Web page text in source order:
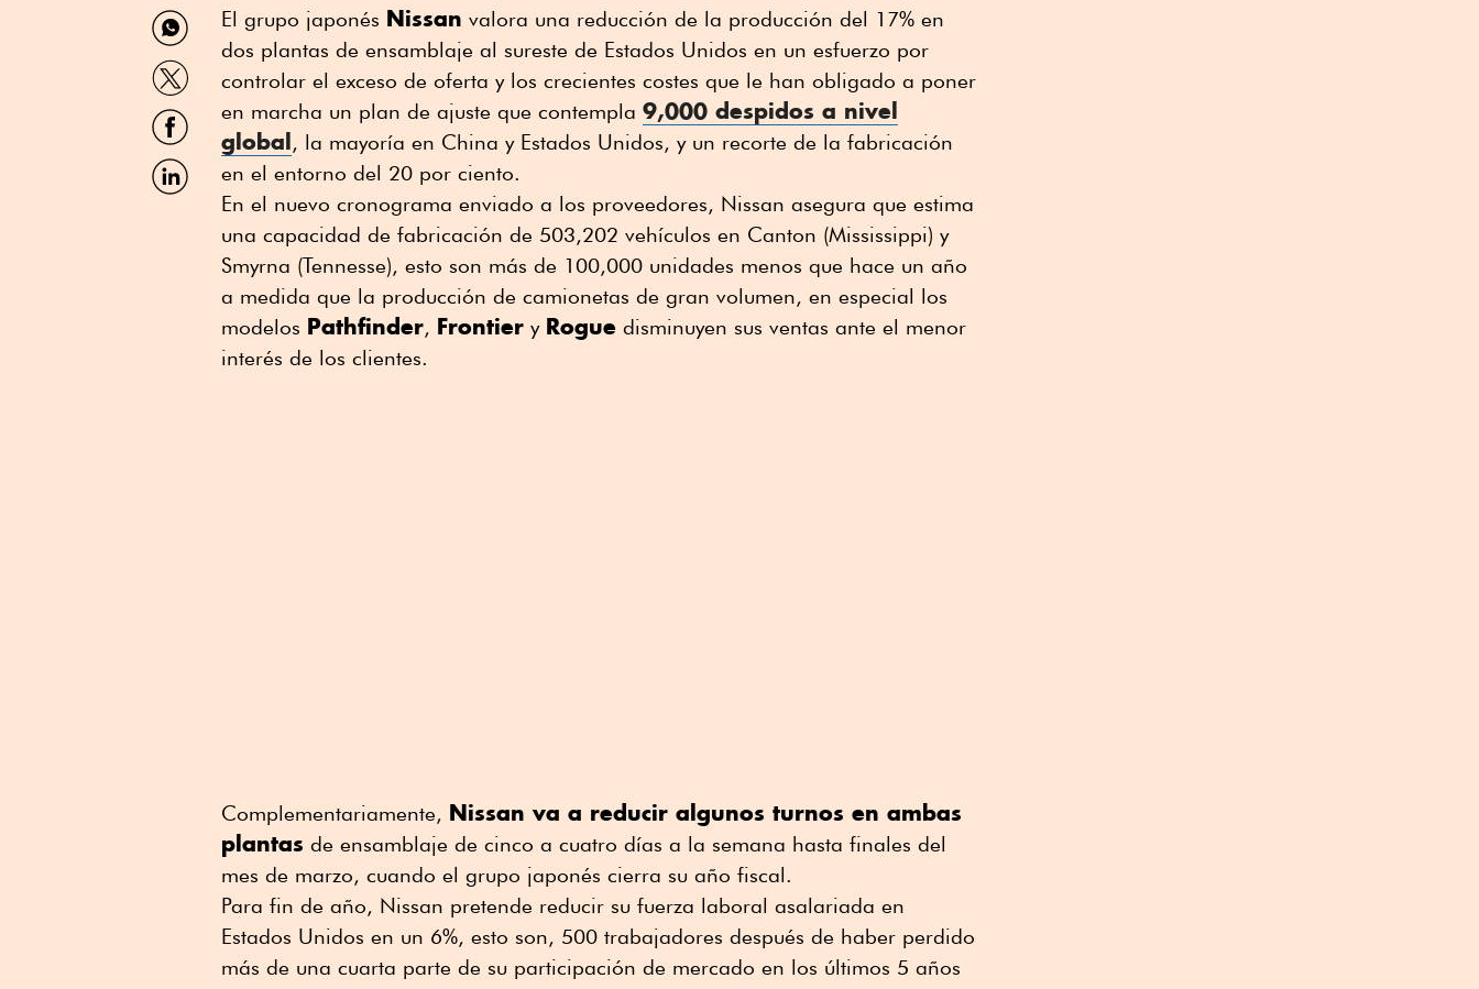
Compartir
por
WhatsApp
Compartir
por
Twitter
Compartir
por
Facebook
Compartir
por
El grupo japonés Nissan valora una reducción de la producción del 17% en
dos plantas de ensamblaje al sureste de Estados Unidos en un esfuerzo por
controlar el exceso de oferta y los crecientes costes que le han obligado a poner
en marcha un plan de ajuste que contempla 9,000 despidos a nivel
global, la mayoría en China y Estados Unidos, y un recorte de la fabricación
en el entorno del 20 por ciento.
En el nuevo cronograma enviado a los proveedores, Nissan asegura que estima
una capacidad de fabricación de 503,202 vehículos en Canton (Mississippi) y
Smyrna (Tennesse), esto son más de 100,000 unidades menos que hace un año
a medida que la producción de camionetas de gran volumen, en especial los
modelos Pathfinder, Frontier y Rogue disminuyen sus ventas ante el menor
interés de los clientes.
Complementariamente, Nissan va a reducir algunos turnos en ambas
plantas de ensamblaje de cinco a cuatro días a la semana hasta finales del
mes de marzo, cuando el grupo japonés cierra su año fiscal.
Para fin de año, Nissan pretende reducir su fuerza laboral asalariada en
Estados Unidos en un 6%, esto son, 500 trabajadores después de haber perdido
más de una cuarta parte de su participación de mercado en los últimos 5 años